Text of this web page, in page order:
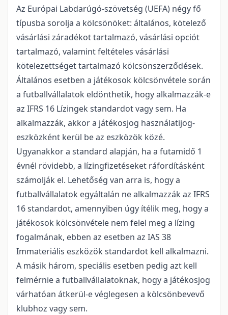
Az Európai Labdarúgó-szövetség (UEFA) négy fő
típusba sorolja a kölcsönöket: általános, kötelező
vásárlási záradékot tartalmazó, vásárlási opciót
tartalmazó, valamint feltételes vásárlási
kötelezettséget tartalmazó kölcsönszerződések.
Általános esetben a játékosok kölcsönvétele során
a futballvállalatok eldönthetik, hogy alkalmazzák-e
az IFRS 16 Lízingek standardot vagy sem. Ha
alkalmazzák, akkor a játékosjog használatijog-
eszközként kerül be az eszközök közé.
Ugyanakkor a standard alapján, ha a futamidő 1
évnél rövidebb, a lízingfizetéseket ráfordításként
számolják el. Lehetőség van arra is, hogy a
futballvállalatok egyáltalán ne alkalmazzák az IFRS
16 standardot, amennyiben úgy ítélik meg, hogy a
játékosok kölcsönvétele nem felel meg a lízing
fogalmának, ebben az esetben az IAS 38
Immateriális eszközök standardot kell alkalmazni.
A másik három, speciális esetben pedig azt kell
felmérnie a futballvállalatoknak, hogy a játékosjog
várhatóan átkerül-e véglegesen a kölcsönbevevő
klubhoz vagy sem.